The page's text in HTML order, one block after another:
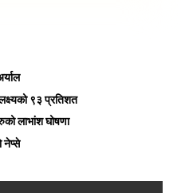
९३ प्रतिशत
लाभांश घोषणा
नेप्से